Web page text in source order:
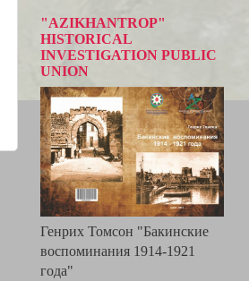
"AZIKHANTROP"
HISTORICAL
INVESTIGATION PUBLIC
UNION
Генрих Томсон "Бакинские
воспоминания 1914-1921
года"